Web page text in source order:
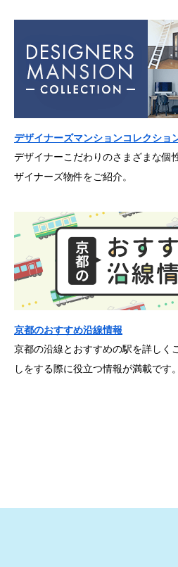
デザイナーズマンションコレクショ
デザイナーこだわりのさまざまな個
ザイナーズ物件をご紹介。
京都のおすすめ沿線情報
京都の沿線とおすすめの駅を詳しく
しをする際に役立つ情報が満載です。